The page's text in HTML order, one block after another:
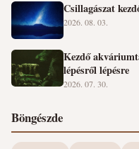
Csillagászat
2026. 08. 03.
Kezdő
lépésről lépésre
2026. 07. 30.
Böngészde